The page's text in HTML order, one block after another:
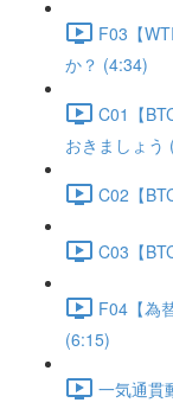
F03【
か？ (4:34)
C01【
おきましょう
C02【
C03【
F04【為
(6:15)
一気通貫